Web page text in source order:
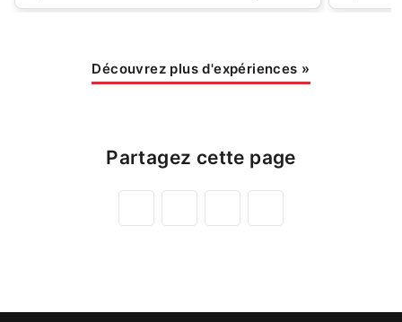
Découvrez plus d'expériences »
Partagez cette page